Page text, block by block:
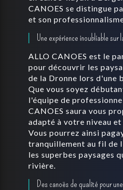
CANOES se distingue
et son
Une expérience inoubliable sur
ALLO CANOES est le
pour découvrir les
de la Dronne lors d'une
Que vous soyez
l'équipe de
CANOES saura vous
adapté à votre niveau et
Vous pourrez ainsi
tranquillement au fil de
les superbes paysages
rivière.
Des canoës de qualité pour